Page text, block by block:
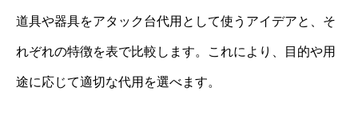
道具や器具をアタック台代用として使うアイデアと、そ
れぞれの特徴を表で比較します。これにより、目的や用
途に応じて適切な代用を選べます。